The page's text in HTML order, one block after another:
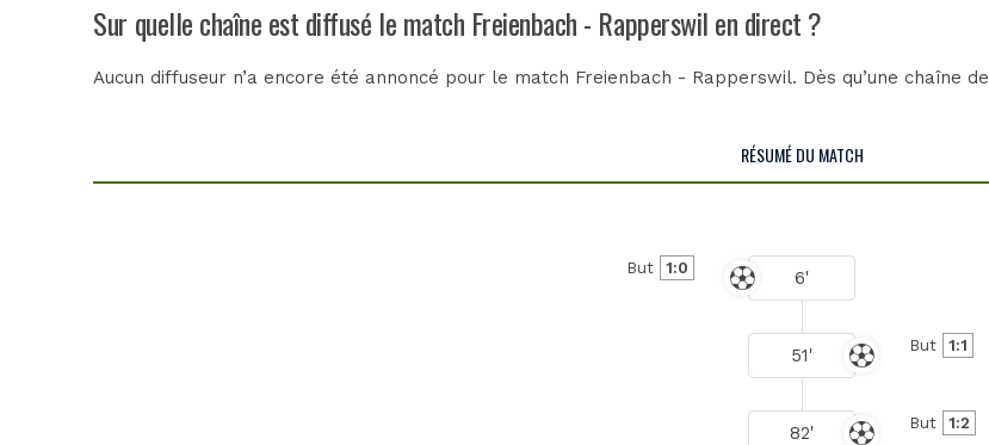
Sur quelle chaîne est diffusé le match Freienbach - Rapperswil en direct ?
Aucun diffuseur n’a encore été annoncé pour le match Freienbach - Rapperswil. Dès qu’une chaîne
RÉSUMÉ DU MATCH
6'
But 1:0
51' But 1:1
82' But 1:2